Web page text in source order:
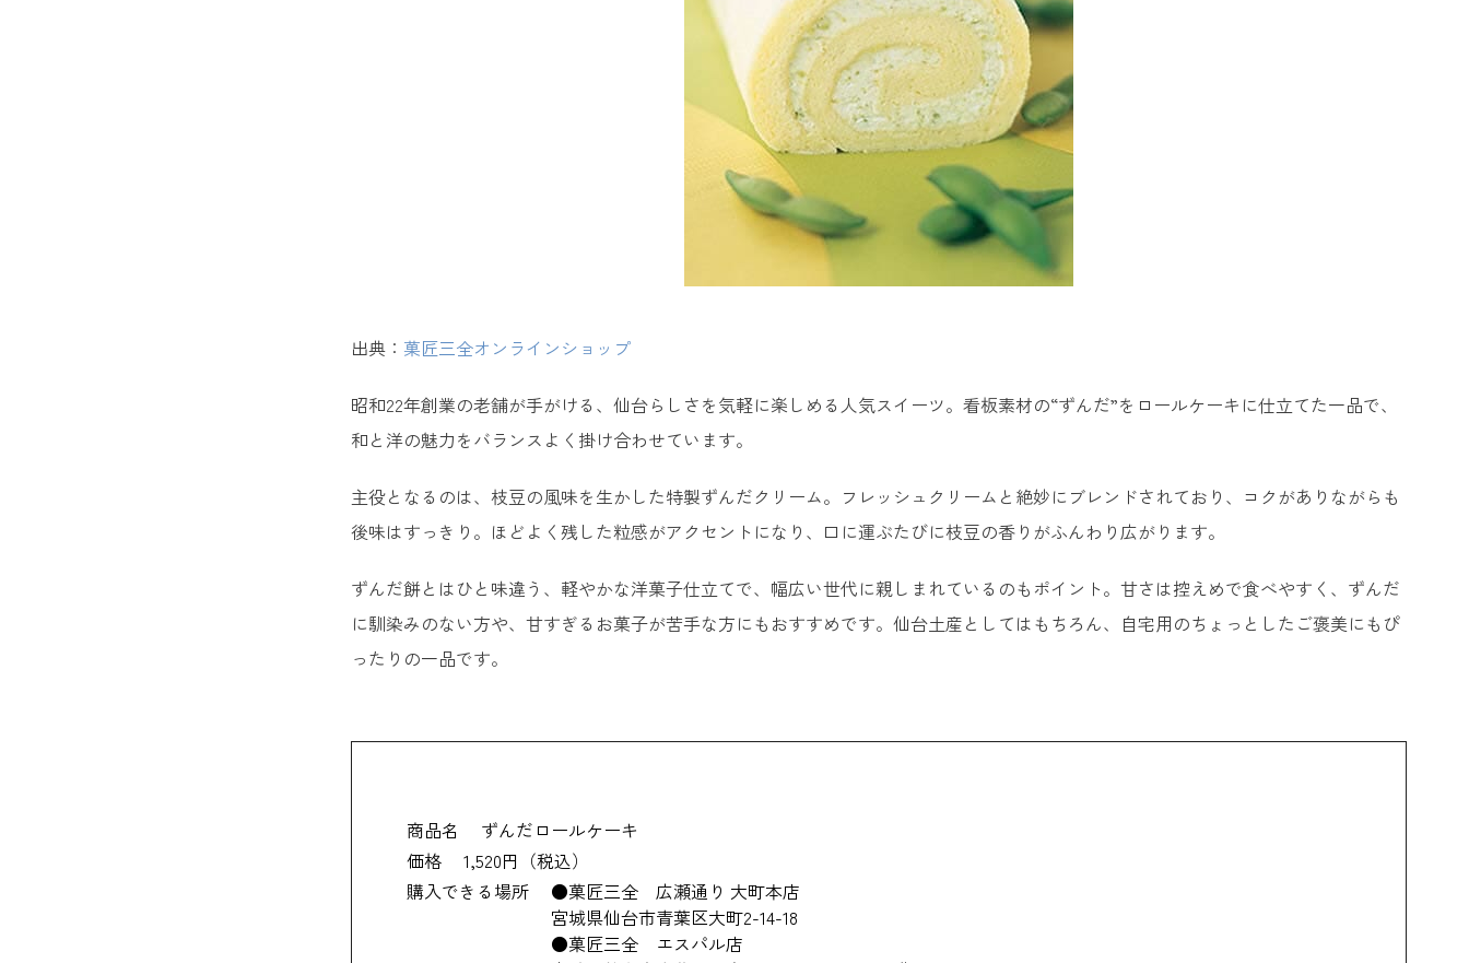
13. 宮城伝統こけし白石温麺 ＜きちみ製麺＞
14. 牛タンシチュー ＜牛タン炭焼 利休＞
16. 鉄板焼きしそ巻 ＜東北いちば＞
17. クマの手シューラスク ＜ムッシュ マスノ アルパジョン＞
18. 萩の月 ＜菓匠三全＞
19. くるみゆべし ＜甘仙堂＞
20. 支倉焼 ＜ふじや千舟＞
21. 喜久福 ＜喜久水庵＞
女性が喜ぶ・女子ウケ抜群の仙台のお土産
23. 仙台いちごサンド ＜タルトタタン＞
25. 仙臺バターミルクケーキ ＜柏屋＞
26. 水玉の陣 ＜ミティーク＞
27. 仙台のいちご焼きショコラ＜コロンバン＞
出典： 菓匠三全オンラインショップ
昭和22年創業の老舗が手がける、仙台らしさを気軽に楽しめる人気スイーツ。看板素材の“ずんだ”をロールケーキに仕立てた一品で、
和と洋の魅力をバランスよく掛け合わせています。
主役となるのは、枝豆の風味を生かした特製ずんだクリーム。フレッシュクリームと絶妙にブレンドされており、コクがありながらも
後味はすっきり。ほどよく残した粒感がアクセントになり、口に運ぶたびに枝豆の香りがふんわり広がります。
ずんだ餅とはひと味違う、軽やかな洋菓子仕立てで、幅広い世代に親しまれているのもポイント。甘さは控えめで食べやすく、ずんだ
に馴染みのない方や、甘すぎるお菓子が苦手な方にもおすすめです。仙台土産としてはもちろん、自宅用のちょっとしたご褒美にもぴ
ったりの一品です。
商品名
ずんだロールケーキ
価格
1,520円（税込）
購入できる場所
●菓匠三全 広瀬通り 大町本店
宮城県仙台市青葉区大町2-14-18
●菓匠三全 エスパル店